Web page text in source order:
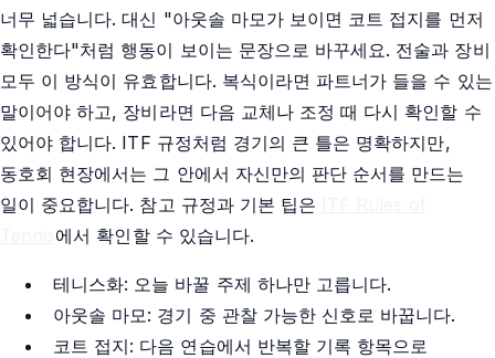
너무 넓습니다. 대신 "아웃솔 마모가 보이면 코트 접지를 먼저
확인한다"처럼 행동이 보이는 문장으로 바꾸세요. 전술과 장비
모두 이 방식이 유효합니다. 복식이라면 파트너가 들을 수 있는
말이어야 하고, 장비라면 다음 교체나 조정 때 다시 확인할 수
있어야 합니다. ITF 규정처럼 경기의 큰 틀은 명확하지만,
동호회 현장에서는 그 안에서 자신만의 판단 순서를 만드는
일이 중요합니다. 참고 규정과 기본 팁은
에서 확인할 수 있습니다.
테니스화: 오늘 바꿀 주제 하나만 고릅니다.
아웃솔 마모: 경기 중 관찰 가능한 신호로 바꿉니다.
코트 접지: 다음 연습에서 반복할 기록 항목으로